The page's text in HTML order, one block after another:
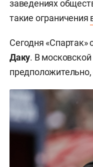
заведениях
такие ограничения
Сегодня
Даку. В